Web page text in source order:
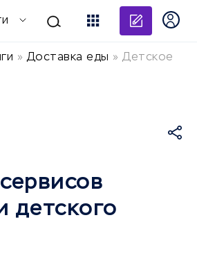
»Доставка еды » Детское
детского